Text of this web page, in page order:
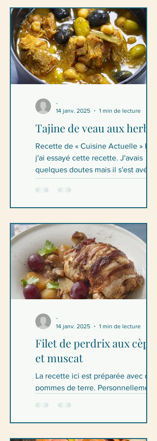
Tajine de veau aux herbes
Recette de « Cuisine Actuelle » Hier,
j'ai essayé cette recette. J'avais
quelques doutes mais il s'est avéré
savoureux et frais....
-
14 janv. 2025
1 min de lecture
Filet de perdrix aux cèpes
et muscat
La recette ici est préparée avec des
pommes de terre. Personnellement,
-
14 janv. 2025
1 min de lecture